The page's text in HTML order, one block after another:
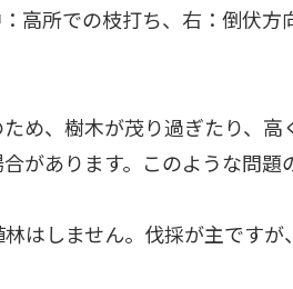
：高所での枝打ち、右：倒伏方
め、樹木が茂り過ぎたり、
があります。このような問
はしません。伐採が主です